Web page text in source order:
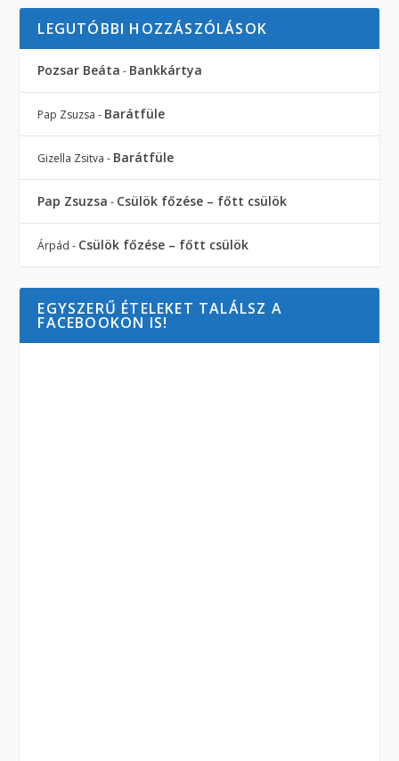
LEGUTÓBBI HOZZÁSZÓLÁSOK
Pozsar Beáta - Bankkártya
Pap Zsuzsa - Barátfüle
Gizella Zsitva - Barátfüle
Pap Zsuzsa - Csülök főzése – főtt csülök
Árpád - Csülök főzése – főtt csülök
EGYSZERŰ ÉTELEKET TALÁLSZ A
FACEBOOKON IS!